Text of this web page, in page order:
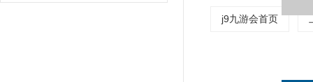
j9九游会首页